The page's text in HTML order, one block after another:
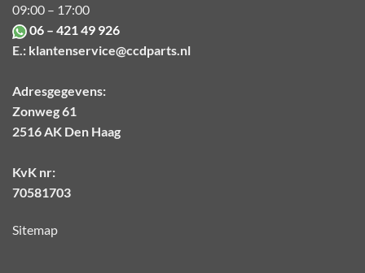
09:00 – 17:00
06 – 421 49 926
E.: klantenservice@ccdparts.nl
Adresgegevens:
Zonweg 61
2516 AK Den Haag
KvK nr:
70581703
Sitemap